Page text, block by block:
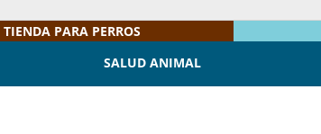
TIENDA PARA PERROS
SALUD ANIMAL